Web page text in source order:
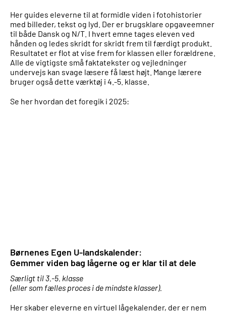
Her guides eleverne til at formidle viden i fotohistorier
med billeder, tekst og lyd. Der er brugsklare opgaveemner
til både Dansk og N/T. I hvert emne tages eleven ved
hånden og ledes skridt for skridt frem til færdigt produkt.
Resultatet er flot at vise frem for klassen eller forældrene.
Alle de vigtigste små faktatekster og vejledninger
undervejs kan svage læsere få læst højt. Mange lærere
bruger også dette værktøj i 4.-5. klasse.
Se her hvordan det foregik i 2025:
Børnenes Egen U-landskalender:
Gemmer viden bag lågerne og er klar til at dele
Særligt til 3.-5. klasse
(eller som fælles proces i de mindste klasser).
Her skaber eleverne en virtuel lågekalender, der er nem